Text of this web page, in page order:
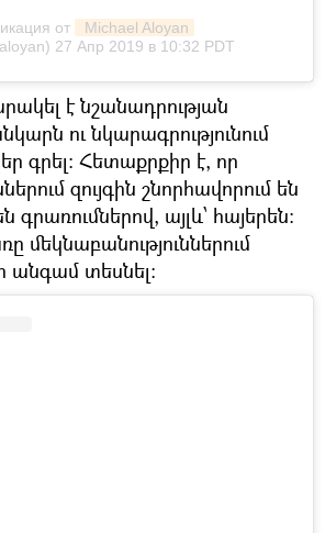
от
Michael Aloyan
27 Апр 2019 в 10:32 PDT
է նշանադրության
ու նկարագրությունում
գրել։ Հետաքրքիր է, որ
զույգին շնորհավորում են
գրառումներով, այլև՝ հայերեն։
մեկնաբանություններում
անգամ տեսնել։